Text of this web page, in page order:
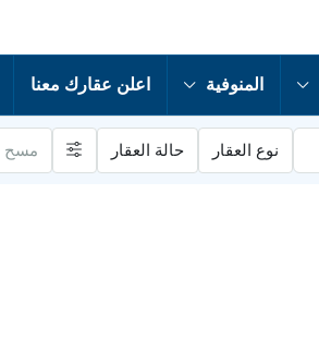
المنوفية اعلن عقارك معنا
نوع العقار حالة العقار مسح